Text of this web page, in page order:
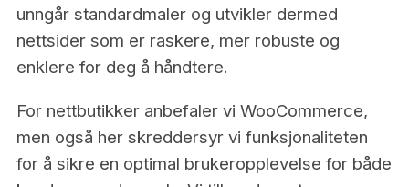
unngår standardmaler og utvikler dermed
nettsider som er raskere, mer robuste og
enklere for deg å håndtere.
For nettbutikker anbefaler vi WooCommerce,
men også her skreddersyr vi funksjonaliteten
for å sikre en optimal brukeropplevelse for både